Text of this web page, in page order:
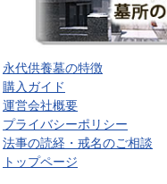
永代供養墓の特徴
購入ガイド
運営会社概要
プライバシーポリシー
法事の読経・戒名のご相談
トップページ